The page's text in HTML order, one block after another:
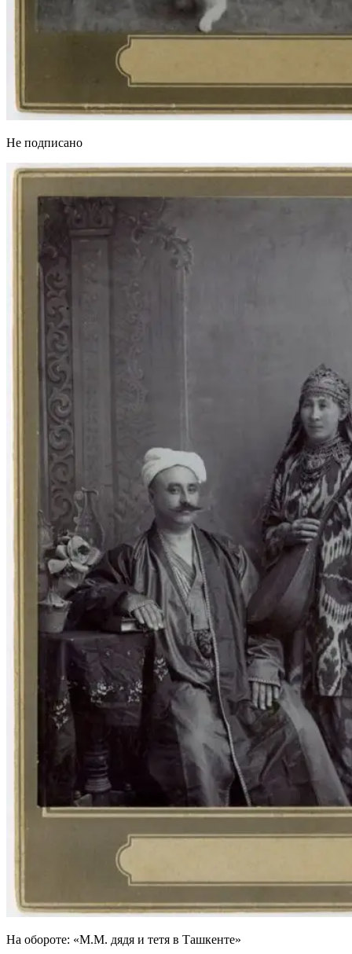
Не подписано
На обороте: «М.М. дядя и тетя в Ташкенте»